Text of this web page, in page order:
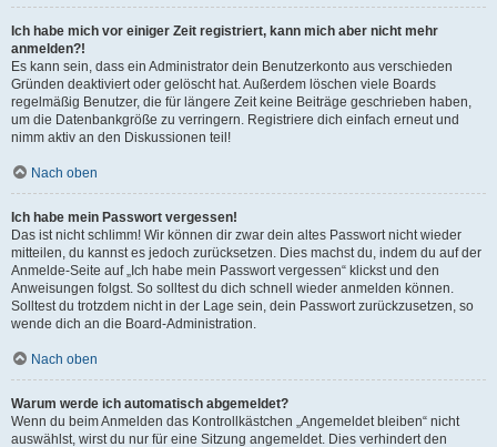
Ich habe mich vor einiger Zeit registriert, kann mich aber nicht mehr
anmelden?!
Es kann sein, dass ein Administrator dein Benutzerkonto aus verschieden
Gründen deaktiviert oder gelöscht hat. Außerdem löschen viele Boards
regelmäßig Benutzer, die für längere Zeit keine Beiträge geschrieben haben,
um die Datenbankgröße zu verringern. Registriere dich einfach erneut und
nimm aktiv an den Diskussionen teil!
Nach oben
Ich habe mein Passwort vergessen!
Das ist nicht schlimm! Wir können dir zwar dein altes Passwort nicht wieder
mitteilen, du kannst es jedoch zurücksetzen. Dies machst du, indem du auf der
Anmelde-Seite auf „Ich habe mein Passwort vergessen“ klickst und den
Anweisungen folgst. So solltest du dich schnell wieder anmelden können.
Solltest du trotzdem nicht in der Lage sein, dein Passwort zurückzusetzen, so
wende dich an die Board-Administration.
Nach oben
Warum werde ich automatisch abgemeldet?
Wenn du beim Anmelden das Kontrollkästchen „Angemeldet bleiben“ nicht
auswählst, wirst du nur für eine Sitzung angemeldet. Dies verhindert den